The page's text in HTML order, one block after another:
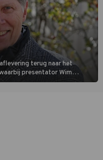
terug naar het
presentator Wim
de tijd aan de hand van